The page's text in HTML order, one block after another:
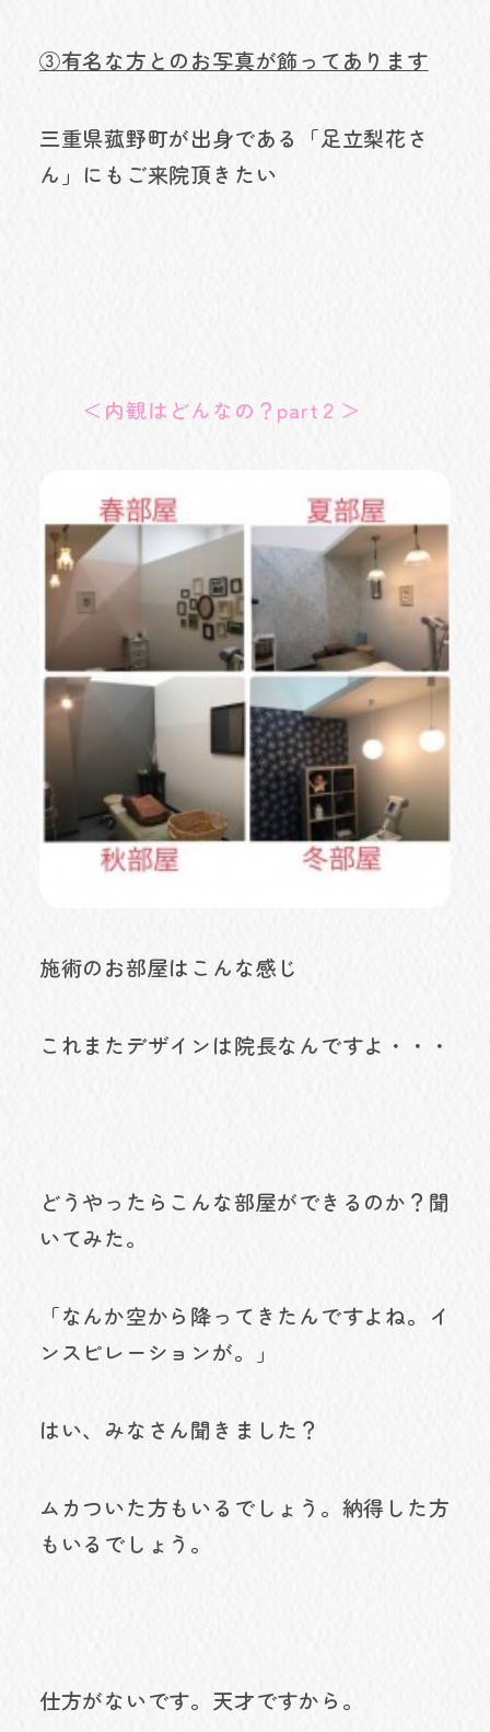
③有名な方とのお写真が飾ってあります
三重県菰野町が出身である「足立梨花さ
ん」にもご来院頂きたい
＜内観はどんなの？part２＞
施術のお部屋はこんな感じ
これまたデザインは院長なんですよ・・・
どうやったらこんな部屋ができるのか？聞
いてみた。
「なんか空から降ってきたんですよね。イ
ンスピレーションが。」
はい、みなさん聞きました？
ムカついた方もいるでしょう。納得した方
もいるでしょう。
仕方がないです。天才ですから。